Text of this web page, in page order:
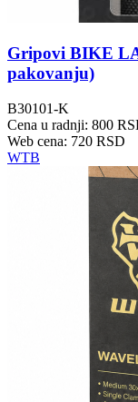
Gripovi BIKE
pakovanju)
B30101-K
Cena u radnji: 800
Web cena: 720 RSD
WTB